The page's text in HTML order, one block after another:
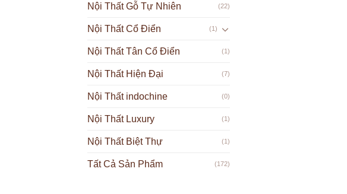
Nội Thất Gỗ Tự Nhiên (22)
Nội Thất Cổ Điển (1)
Nội Thất Tân Cổ Điển (1)
Nội Thất Hiện Đại (7)
Nội Thất indochine (0)
Nội Thất Luxury (1)
Nội Thất Biệt Thự (1)
Tất Cả Sản Phẩm (172)